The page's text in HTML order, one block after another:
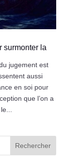
surmonter la
jugement est
aussi
en soi pour
que l’on a
Rechercher